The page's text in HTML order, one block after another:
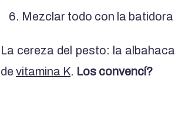
Mezclar todo con la batidora
La cereza del pesto: la
de vitamina K. Los convencí?